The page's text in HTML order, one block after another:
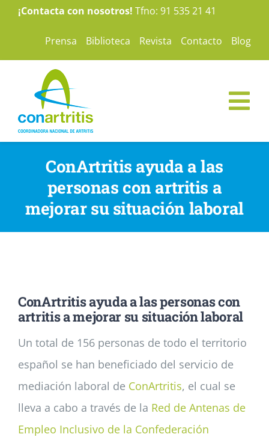
Saltar¡Contacta con nosotros! Tfno: 91 535 21 41
Prensa Biblioteca Revista Contacto Blog
La Artritis
Noticias
Colabora
Asóciate
ConArtritis ayuda a las
personas con artritis a
mejorar su situación laboral
ConArtritis ayuda a las personas con
artritis a mejorar su situación laboral
Un total de 156 personas de todo el territorio
español se han beneficiado del servicio de
mediación laboral de ConArtritis, el cual se
lleva a cabo a través de la Red de Antenas de
Empleo Inclusivo de la Confederación